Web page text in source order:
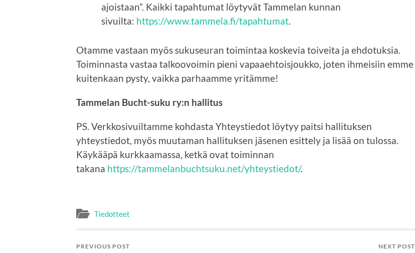
ajoistaan”. Kaikki tapahtumat löytyvät Tammelan kunnan
sivuilta: https://www.tammela.fi/tapahtumat
Otamme vastaan myös sukuseuran toimintaa koskevia toiveita ja ehdotuksia.
Toiminnasta vastaa talkoovoimin pieni vapaaehtoisjoukko, joten ihmeisiin emme
kuitenkaan pysty, vaikka parhaamme yritämme!
Tammelan Bucht-suku ry:n hallitus
PS. Verkkosivuiltamme kohdasta Yhteystiedot löytyy paitsi hallituksen
yhteystiedot, myös muutaman hallituksen jäsenen esittely ja lisää on tulossa.
Käykääpä kurkkaamassa, ketkä ovat toiminnan
takana https://tammelanbuchtsuku.net/yhteystiedot/.
Tiedotteet
PREVIOUS POST NEXT POST